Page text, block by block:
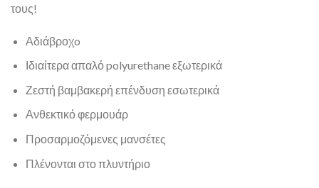
τους!
Αδιάβροχo
Ιδιαίτερα απαλό polyurethane εξωτερικά
Ζεστή βαμβακερή επένδυση εσωτερικά
Ανθεκτικό φερμουάρ
Προσαρμοζόμενες μανσέτες
Πλένονται στο πλυντήριο